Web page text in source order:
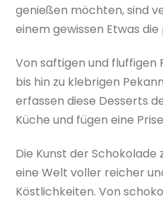
genießen möchten, sind
einem gewissen Etwas
Von saftigen und
bis hin zu klebrigen
erfassen diese Desserts
Küche und fügen eine
Die Kunst der
eine Welt voller reicher
Köstlichkeiten. Von